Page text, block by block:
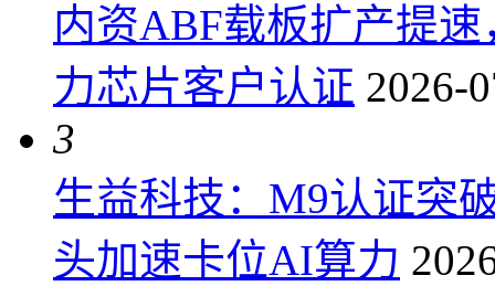
内资ABF载板扩产提
力芯片客户认证 2026-
3
生益科技：M9认证突
头加速卡位AI算力